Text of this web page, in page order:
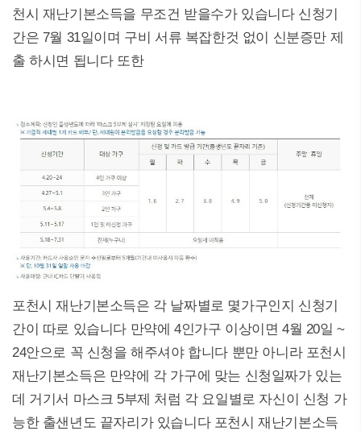
천시 재난기본소득을 무조건 받을수가 있습니다 신청기
간은 7월 31일이며 구비 서류 복잡한것 없이 신분증만 제
출 하시면 됩니다 또한
포천시 재난기본소득은 각 날짜별로 몇가구인지 신청기
간이 따로 있습니다 만약에 4인가구 이상이면 4월 20일 ~
24안으로 꼭 신청을 해주셔야 합니다 뿐만 아니라 포천시
재난기본소득은 만약에 각 가구에 맞는 신청일짜가 있는
데 거기서 마스크 5부제 처럼 각 요일별로 자신이 신청 가
능한 출샌년도 끝자리가 있습니다 포천시 재난기본소득